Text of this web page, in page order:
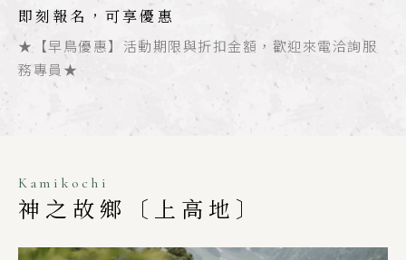
即刻報名，可享優惠
★【早鳥優惠】活動期限與折扣金額，歡迎來電洽詢服
務專員★
Kamikochi
神之故鄉〔上高地〕